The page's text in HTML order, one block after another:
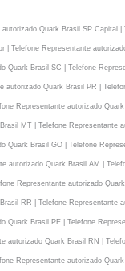
Quark Brasil SP Capital |
| Telefone Representante
Quark Brasil SC | Telefone
autorizado Quark Brasil PR |
Representante autorizado
MT | Telefone Representante
Quark Brasil GO | Telefone
autorizado Quark Brasil AM |
Representante autorizado
RR | Telefone Representante
Quark Brasil PE | Telefone
autorizado Quark Brasil RN |
Representante autorizado